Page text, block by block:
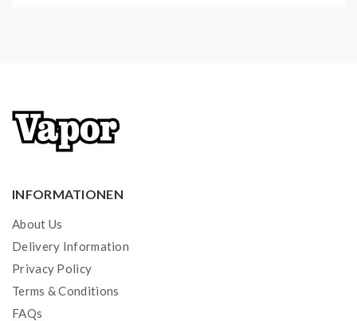
INFORMATIONEN
About Us
Delivery Information
Privacy Policy
Terms & Conditions
FAQs